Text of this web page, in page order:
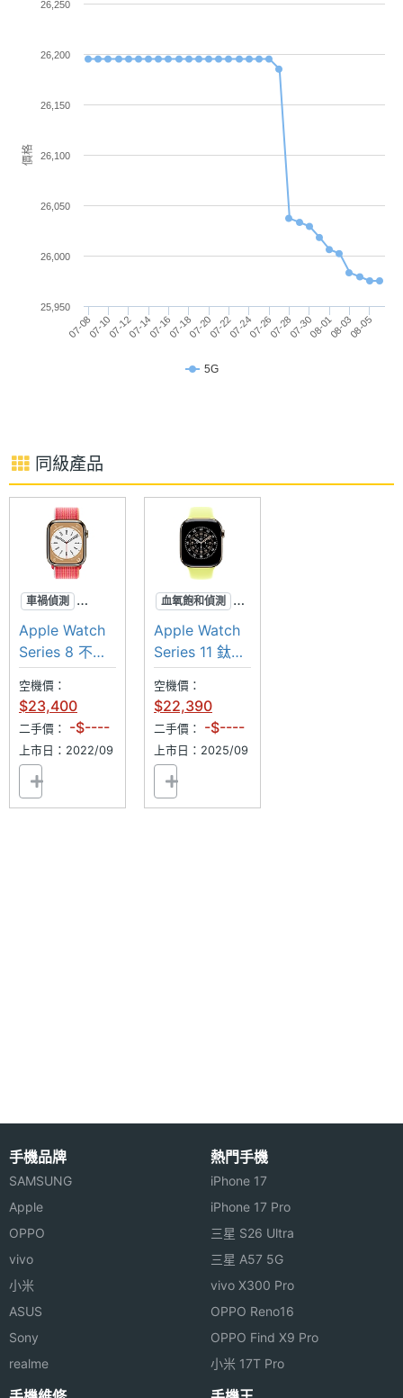
Apple Watch Ultra 3 鈦金屬 49mm 提供多樣化運動
估算「FTP 功能性閾值功率」，並透過「功率區間」
顯示當前功率、各區間停留時間與平均功率。在泳池
游泳時，手錶可自動偵測泳姿，並根據距離與配速計
算自動組合，同時提供「SWOLF 游泳效率指標」等進
階測量數據。結合 iPhone 上的 Apple Intelligence，
Workout Buddy 會根據你的訓練資料與健身紀錄，提
供個人化語音激勵，讓每次運動更有效率且充滿動
《Oceanic+》潛水 APP
潛速度，讓使用者一目了然。專為浮潛、水肺潛水與
自由潛水設計，支援潛水最深可達 40 公尺，提供安
全且直覺的水下體驗。
Apple Watch Ultra 3 鈦金屬 49mm 功能特色
◎ Watch OS 26 作業系統
◎ 隨顯 Retina 觸控螢幕、藍寶石水晶玻璃錶面
◎ 錶帶：高山錶環、越野錶環、海洋錶帶、鈦金屬米
蘭式錶環
◎ S10 處理器、W3 無線晶片、U2 超寬頻晶片
◎ 雙揚聲器與三麥克風通話降噪
◎ 體溫感測器、可自訂功能的動作按鈕
◎ 深度計與水溫感測器、潛水電腦
◎ 36 小時電力續航
◎ USB-C 磁性充電連接線
上述內容提到偵測功能的測量結果僅為參考，不能作
爲診斷和治療依據。
AWS-3(B66)
4G
1900(B39), 2300(B40), 2500(B41)
Card類
Wi-Fi Wi-Fi 4
本
衛星定
BeiDou, Galileo, GLONASS, L1 GPS, L5
手勢操
作
感應器
陀螺儀
計步器 Yes
加速度
感應器
度
機身寬
度
機身厚
度
防水防
塵等級
價格
5G
07-0807-1007-1207-1407-1607-1807-2007-2207-2407-2607-2807-3008-0108-0308-05
25,950
26,000
26,050
26,100
26,150
26,200
26,250
同級產品
車禍偵測
體溫感測
足跡回溯
Apple Watch
Series 8 不鏽
鋼 LTE 45mm
空機價：
$23,400
二手價： -$----
上市日：2022/09
血氧飽和偵測
高血壓偵測
鈦金屬
Apple Watch
Series 11 鈦金
屬 46mm
空機價：
$22,390
二手價： -$----
上市日：2025/09
手機品牌
SAMSUNG
Apple
OPPO
vivo
小米
ASUS
Sony
realme
熱門手機
iPhone 17
iPhone 17 Pro
三星 S26 Ultra
三星 A57 5G
vivo X300 Pro
OPPO Reno16
OPPO Find X9 Pro
小米 17T Pro